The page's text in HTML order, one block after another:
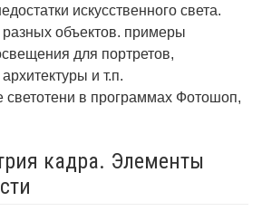
искусственного света.
объектов. примеры
для портретов,
и т.п.
светотени в программах Фотошоп,
кадра. Элементы